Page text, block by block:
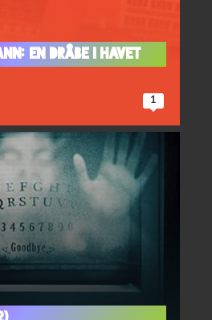
En dråbe i havet
1